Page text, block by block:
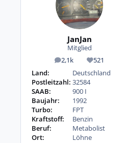
JanJan
Mitglied
2,1k
Beiträge 521
Reputation
Land:
Deutschland
Postleitzahl: 32584
SAAB:
900 I
Baujahr:
1992
Turbo:
FPT
Kraftstoff:
Benzin
Beruf:
Metabolist
Ort:
Löhne